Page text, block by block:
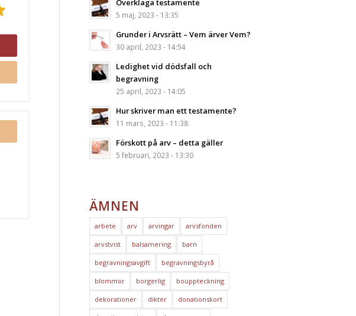
Överklaga testamente
5 maj, 2023 - 13:35
Grunder i Arvsrätt – Vem ärver Vem?
30 april, 2023 - 14:54
Ledighet vid dödsfall och
begravning
25 april, 2023 - 14:05
Hur skriver man ett testamente?
11 mars, 2023 - 11:38
Förskott på arv – detta gäller
5 februari, 2023 - 13:30
ÄMNEN
arbete arv arvingar arvsfonden
arvstvist balsamering barn
begravningsavgift begravningsbyrå
blommor borgerlig bouppteckning
dekorationer dikter donationskort